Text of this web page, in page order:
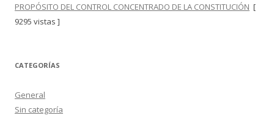
PROPÓSITO DEL CONTROL CONCENTRADO DE LA CONSTITUCIÓN [
9295 vistas ]
CATEGORÍAS
General
Sin categoría